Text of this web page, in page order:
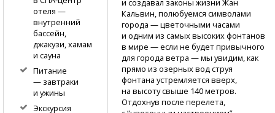
и создавал законы жизни Жан
Кальвин, полюбуемся символами
города — цветочными часами
и одним из самых высоких фонтанов
в мире — если не будет привычного
для города ветра — мы увидим, как
прямо из озерных вод струя
фонтана устремляется вверх,
на высоту свыше 140 метров.
Отдохнув после перелета,
отеля —
внутренний
бассейн,
джакузи, хамам
и сауна
Питание
— завтраки
и ужины
Экскурсия